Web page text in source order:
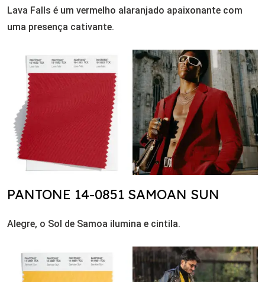
Lava Falls é um vermelho alaranjado apaixonante com
uma presença cativante.
PANTONE 14-0851 SAMOAN SUN
Alegre, o Sol de Samoa ilumina e cintila.